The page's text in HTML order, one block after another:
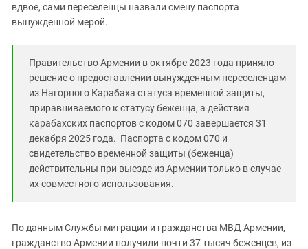
вдвое, сами переселенцы назвали смену паспорта
вынужденной мерой.
Правительство Армении в октябре 2023 года приняло
решение о предоставлении вынужденным переселенцам
из Нагорного Карабаха статуса временной защиты,
приравниваемого к статусу беженца, а действия
карабахских паспортов с кодом 070 завершается 31
декабря 2025 года. Паспорта с кодом 070 и
свидетельство временной защиты (беженца)
действительны при выезде из Армении только в случае
их совместного использования.
По данным Службы миграции и гражданства МВД Армении,
гражданство Армении получили почти 37 тысяч беженцев, из